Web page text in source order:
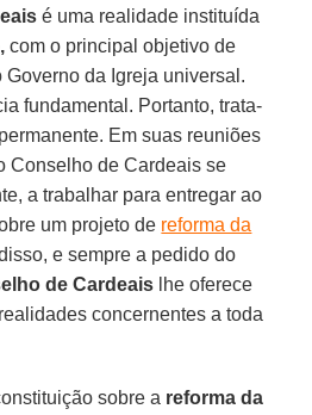
é uma realidade instituída
com o principal objetivo de
da Igreja universal.
fundamental. Portanto, trata-
Em suas reuniões
Conselho de Cardeais se
a trabalhar para entregar ao
um projeto de reforma da
e sempre a pedido do
de Cardeais lhe oferece
concernentes a toda
sobre a reforma da